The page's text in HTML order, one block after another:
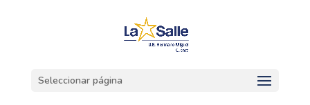
Seleccionar página